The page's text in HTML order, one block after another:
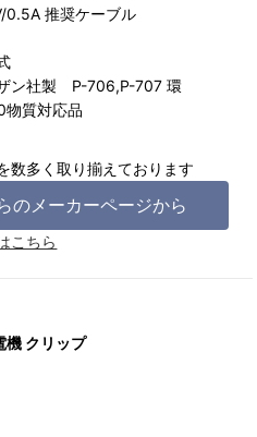
推奨ケーブル
P-706,P-707 環
応品
数多く取り揃えております
のメーカーページから
こちら
機 クリップ